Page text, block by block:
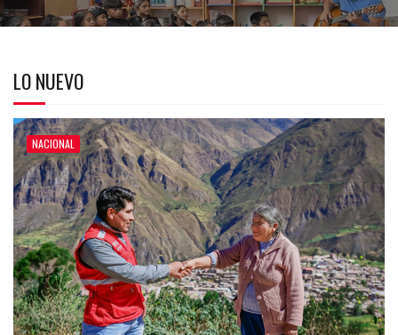
LO NUEVO
NACIONAL